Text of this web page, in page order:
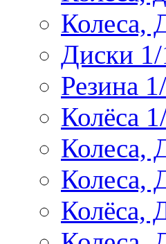
Колеса,
Диски
Резина
Колёса
Колеса,
Колеса,
Колёса,